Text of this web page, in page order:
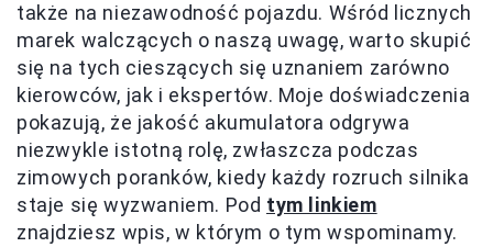
także na niezawodność pojazdu. Wśród licznych
marek walczących o naszą uwagę, warto skupić
się na tych cieszących się uznaniem zarówno
kierowców, jak i ekspertów. Moje doświadczenia
pokazują, że jakość akumulatora odgrywa
niezwykle istotną rolę, zwłaszcza podczas
zimowych poranków, kiedy każdy rozruch silnika
staje się wyzwaniem. Pod tym linkiem
znajdziesz wpis, w którym o tym wspominamy.